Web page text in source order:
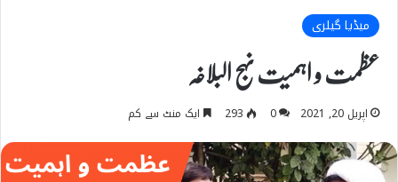
میڈیا گیلری
عظمت و اہمیت نہج البلاغہ
اپریل 20, 2021 0
293 ایک منٹ سے کم